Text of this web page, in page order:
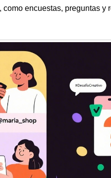
encuestas, preguntas y